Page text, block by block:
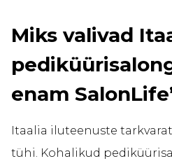
Miks valivad
enam
Itaalia iluteenuste
tühi. Kohalikud